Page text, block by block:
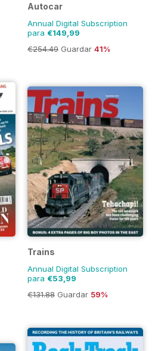
Autocar
Annual Digital Subscription
para €149,99
€254.49 Guardar 41%
Trains
Annual Digital Subscription
para €53,99
€131.88 Guardar 59%